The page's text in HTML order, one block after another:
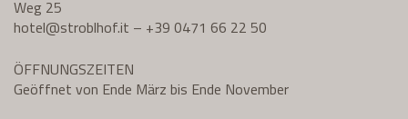
Weg 25
hotel@stroblhof.it – +39 0471 66 22 50
ÖFFNUNGSZEITEN
Geöffnet von Ende März bis Ende November